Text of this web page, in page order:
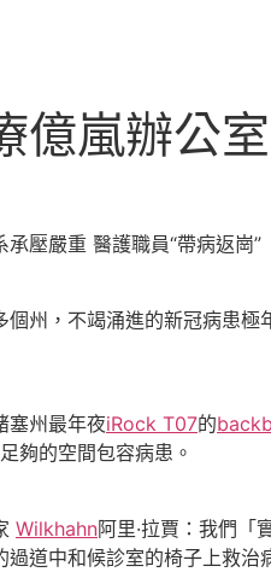
億嵐辦公
壓嚴重 醫護職員“帶病返崗”
州，不竭涌進的新冠病患極
州最年夜iRock T07的
夠的空間包容病患。
Wilkhahn阿里·拉賈：我們「
過道中和候診室的椅子上救